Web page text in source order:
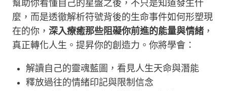
幫助你看懂自己的星盤之後，不只是知道發生什
麼，而是透徹解析符號背後的生命事件如何形塑現
在的你， 深入療癒那些阻礙你前進的能量與情緒，
真正轉化人生。提昇你的創造力。你將學會：
解讀自己的靈魂藍圖，看見人生天命與潛能
釋放過往的情緒印記與限制信念